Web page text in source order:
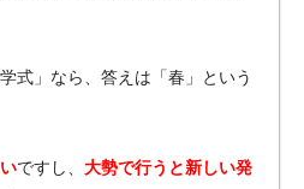
式」なら、答えは「春」という
ですし、 大勢で行うと新しい発